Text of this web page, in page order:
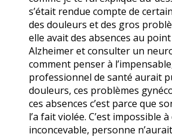
s’était rendue compte de
des douleurs et des gros
elle avait des absences au
Alzheimer et consulter un
comment penser à
professionnel de santé aurait
douleurs, ces problèmes
ces absences c’est parce que
l’a fait violée. C’est impossible
inconcevable, personne